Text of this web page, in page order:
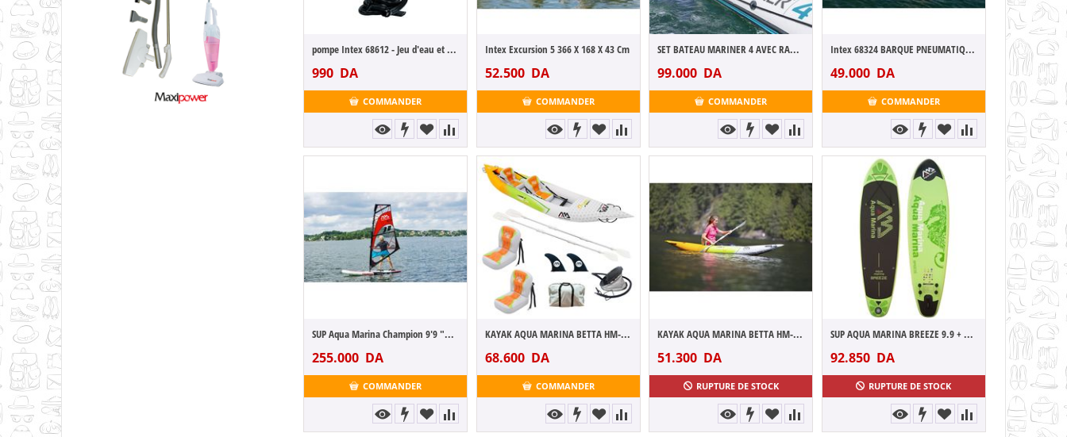
pompe Intex 68612 - Jeu d'eau et de plage...
990 DA
COMMANDER
Intex Excursion 5 366 X 168 X 43 Cm
52.500 DA
COMMANDER
SET BATEAU MARINER 4 AVEC RAMES + GONFLEU...
99.000 DA
COMMANDER
Intex 68324 BARQUE PNEUMATIQUE EXCURSION ...
49.000 DA
COMMANDER
SUP Aqua Marina Champion 9'9 "BT S300 pla...
255.000 DA
COMMANDER
KAYAK AQUA MARINA BETTA HM-412 2 PERSONNES
68.600 DA
COMMANDER
KAYAK AQUA MARINA BETTA HM-312 1 PERSONNE
51.300 DA
RUPTURE DE STOCK
SUP AQUA MARINA BREEZE 9.9 + PAGAIE
92.850 DA
RUPTURE DE STOCK